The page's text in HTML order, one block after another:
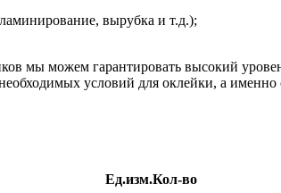
вырубка и т.д.);
мы можем гарантировать высокий
условий для оклейки, а
Ед.изм.Кол-во